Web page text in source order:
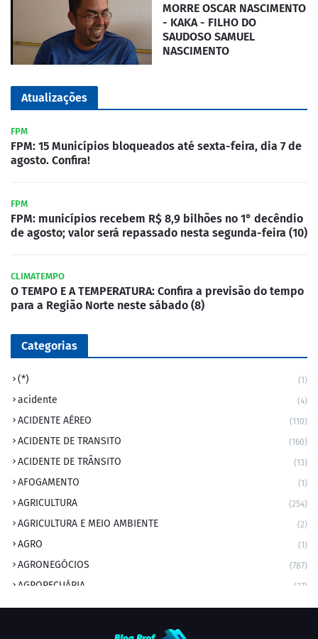
MORRE OSCAR NASCIMENTO
- KAKA - FILHO DO
SAUDOSO SAMUEL
NASCIMENTO
Atualizações
FPM
FPM: 15 Municípios bloqueados até sexta-feira, dia 7 de
agosto. Confira!
FPM
FPM: municípios recebem R$ 8,9 bilhões no 1° decêndio
de agosto; valor será repassado nesta segunda-feira (10)
CLIMATEMPO
O TEMPO E A TEMPERATURA: Confira a previsão do tempo
para a Região Norte neste sábado (8)
Categorias
(*) (1)
acidente (4)
ACIDENTE AÉREO (110)
ACIDENTE DE TRANSITO (160)
ACIDENTE DE TRÂNSITO (13)
AFOGAMENTO (1)
AGRICULTURA (254)
AGRICULTURA E MEIO AMBIENTE (2)
AGRO (1)
AGRONEGÓCIOS (787)
AGROPECUÁRIA (37)
AMBIENTE (9)